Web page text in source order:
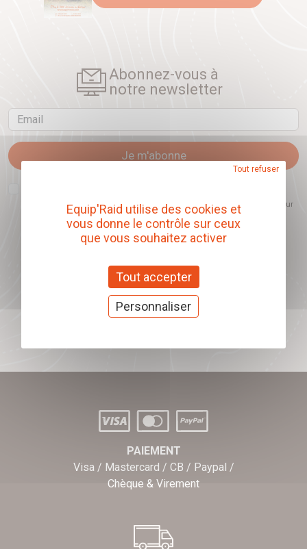
Abonnez-vous à
notre newsletter
Email
Je m'abonne
proposés. Ce choix est modifiable à tout moment et reste sans incidence sur
mon inscription.
Offrez nos chèques
cadeaux
J'offre des chèques cadeaux
PAIEMENT
Visa / Mastercard / CB / Paypal /
Chèque & Virement
Equip'Raid utilise des cookies et
vous donne le contrôle sur ceux
que vous souhaitez activer
Tout accepter
Tout refuser
Personnaliser